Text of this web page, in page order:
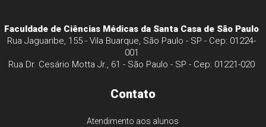
Faculdade de Ciências Médicas da Santa Casa de São Paulo
Rua Jaguaribe, 155 - Vila Buarque, São Paulo - SP - Cep: 01224-
001
Rua Dr. Cesário Motta Jr., 61 - São Paulo - SP - Cep: 01221-020
Contato
Atendimento aos alunos